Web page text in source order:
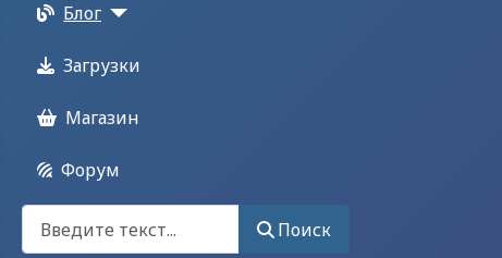
Блог
Загрузки
Магазин
Форум
Поиск
Поиск